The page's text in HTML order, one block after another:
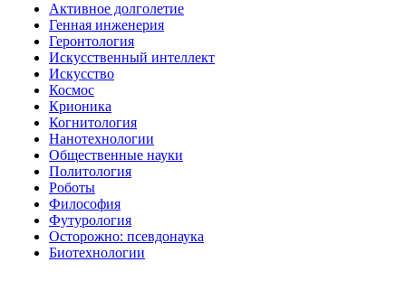
Активное долголетие
Генная инженерия
Геронтология
Искусственный интеллект
Искусство
Космос
Крионика
Когнитология
Нанотехнологии
Общественные науки
Политология
Роботы
Философия
Футурология
Осторожно: псевдонаука
Биотехнологии